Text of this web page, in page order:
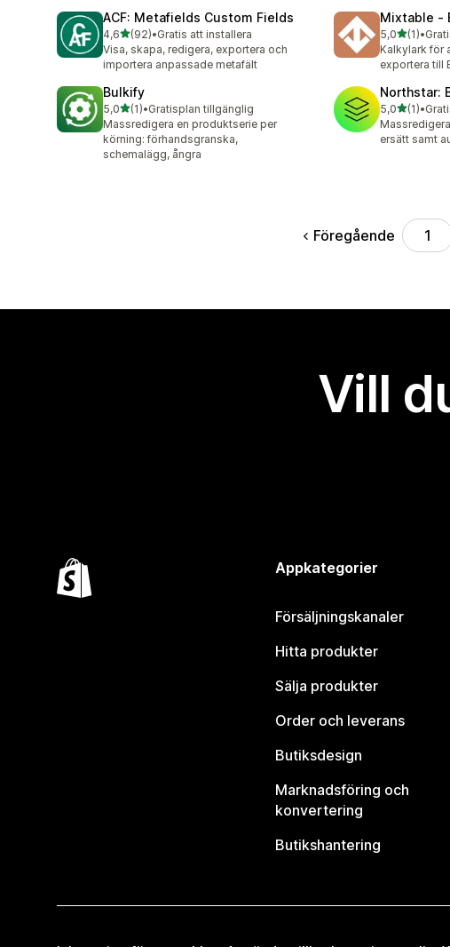
ACF: Metafields Custom Fields
4,6av 5 stjärnor
(92)
92 recensioner totalt
•Gratis att installera
Visa, skapa, redigera, exportera och
importera anpassade metafält
Mixtable ‑
5,0av 5
(1)
1 recensioner
•
Kalkylark för
exportera till
Bulkify
5,0av 5 stjärnor
(1)
1 recensioner totalt
•Gratisplan tillgänglig
Massredigera en produktserie per
körning: förhandsgranska,
schemalägg, ångra
Northstar:
5,0av 5
(1)
1 recensioner
•
ersätt samt
Föregående 1
Vill
Appkategorier
Försäljningskanaler
Hitta produkter
Sälja produkter
Order och leverans
Butiksdesign
Marknadsföring och
konvertering
Butikshantering